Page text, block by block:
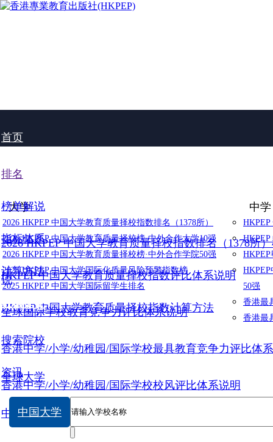
首页
排名
大学
2026 HKPEP 中国大学教育质量择校指数排名（1378所）
2026 HKPEP 中国大学教育质量择校榜·中外合作大学10强
2026 HKPEP 中国大学教育质量择校榜·中外合作学院50强
2025 HKPEP 中国大学国际化质量风险预警指数榜
2025 HKPEP 中国大学国际留学生排名
中学
50强
香港最
香港最
榜单解说
2026 HKPEP 中国大学教育质量择校指数排名（1378所
说
指标体系
HKPEP 中国大学教育质量择校指数评比体系说明
全球国际学校教育竞争力评比体系说明
香港中学/小学/幼稚园/国际学校最具教育竞争力评比体
香港中学/小学/幼稚园/国际学校校风评比体系说明
计算方法
HKPEP 中国大学教育质量择校指数计算方法
数据提交
搜索院校
全球大学
中国大学
资讯
中国大学